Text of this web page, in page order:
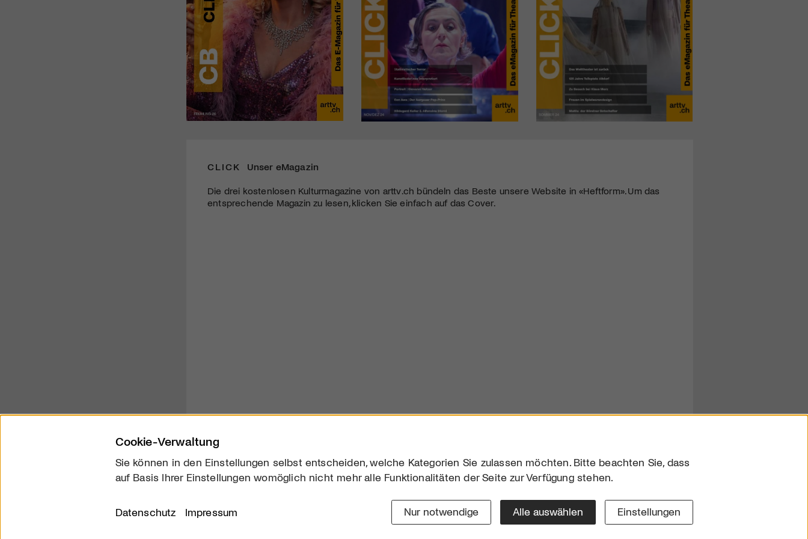
CLICK Unser eMagazin
Die drei kostenlosen Kulturmagazine von arttv.ch bündeln das Beste unsere Website in «Heftform». Um das
entsprechende Magazin zu lesen, klicken Sie einfach auf das Cover.
Über uns
Downloads
Impressum
Cookie-Verwaltung
Sie können in den Einstellungen selbst entscheiden, welche Kategorien Sie zulassen möchten. Bitte beachten Sie, dass
auf Basis Ihrer Einstellungen womöglich nicht mehr alle Funktionalitäten der Seite zur Verfügung stehen.
Datenschutz Impressum Nur notwendige Alle auswählen Einstellungen